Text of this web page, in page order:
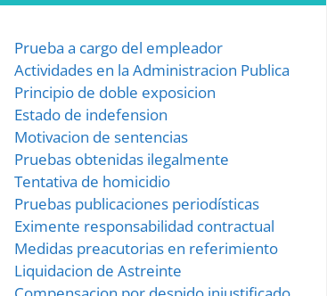
Prueba a cargo del empleador
Actividades en la Administracion Publica
Principio de doble exposicion
Estado de indefension
Motivacion de sentencias
Pruebas obtenidas ilegalmente
Tentativa de homicidio
Pruebas publicaciones periodísticas
Eximente responsabilidad contractual
Medidas preacutorias en referimiento
Liquidacion de Astreinte